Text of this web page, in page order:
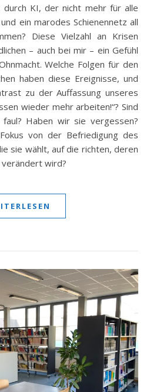
KI, der nicht mehr für alle
ein marodes Schienennetz all
Diese Vielzahl an Krisen
– auch bei mir – ein Gefühl
Welche Folgen für den
haben diese Ereignisse, und
zu der Auffassung unseres
wieder mehr arbeiten!“? Sind
faul? Haben wir sie vergessen?
von der Befriedigung des
sie wählt, auf die richten, deren
wird?